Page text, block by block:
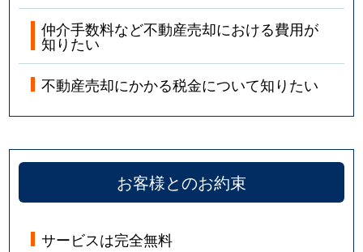
仲介手数料など不動産売却における費用が
知りたい
不動産売却にかかる税金について知りたい
お客様とのお約束
サービスは完全無料